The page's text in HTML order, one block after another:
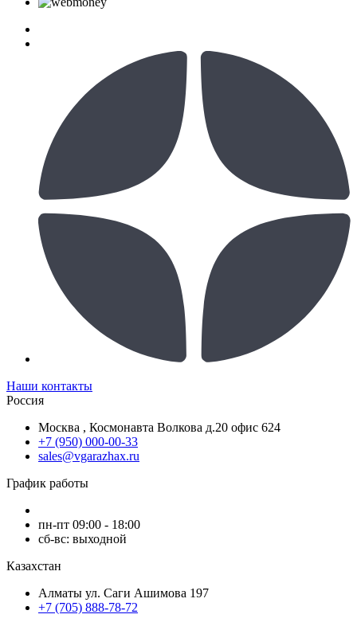
Наши контакты
Россия
Москва , Космонавта Волкова д.20 офис 624
+7 (950) 000-00-33
sales@vgarazhax.ru
График работы
пн-пт 09:00 - 18:00
сб-вс: выходной
Казахстан
Алматы ул. Саги Ашимова 197
+7 (705) 888-78-72